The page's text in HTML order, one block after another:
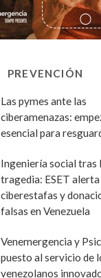
PREVENCIÓN
Las pymes ante las
ciberamenazas:
esencial para
Ingeniería social tras
tragedia: ESET
ciberestafas y
falsas en Venezuela
Venemergencia y
puesto al servicio de
venezolanos